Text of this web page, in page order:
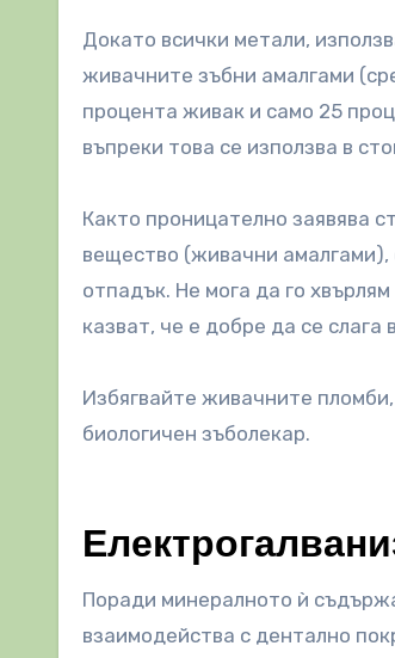
Докато всички метали,
живачните зъбни амалгами
процента живак и само 25
въпреки това се използва в
Както проницателно заявява
вещество (живачни амалгами),
отпадък. Не мога да го
казват, че е добре да се слага
Избягвайте живачните
биологичен зъболекар.
Поради минералното ѝ
взаимодейства с дентално